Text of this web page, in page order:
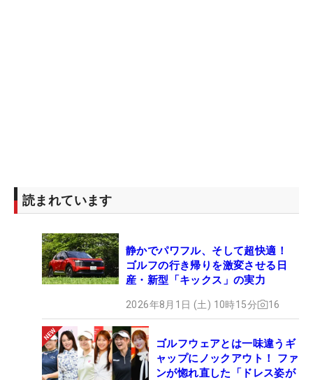
読まれています
静かでパワフル、そして超快適！
ゴルフの行き帰りを激変させる日
産・新型「キックス」の実力
2026年8月1日 (土) 10時15分 16
ゴルフウェアとは一味違うギ
ャップにノックアウト！ ファ
ンが惚れ直した「ドレス姿が